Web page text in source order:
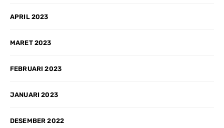
APRIL 2023
MARET 2023
FEBRUARI 2023
JANUARI 2023
DESEMBER 2022